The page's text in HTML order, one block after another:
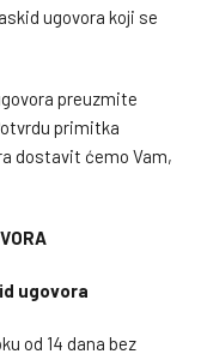
ugovora koji se
preuzmite
primitka
dostavit ćemo Vam,
ugovora
od 14 dana bez